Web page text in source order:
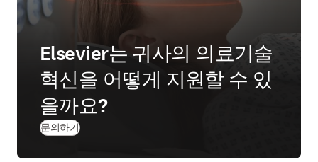
Elsevier는 귀사의 의료기술
혁신을 어떻게 지원할 수 있
을까요?
문의하기